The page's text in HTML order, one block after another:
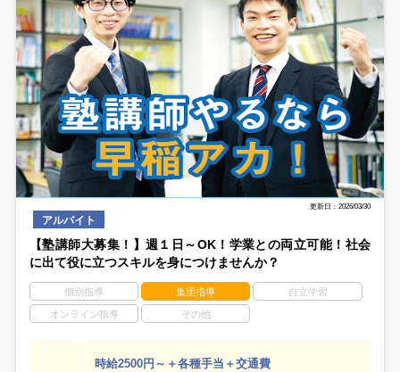
更新日：2026/03/30
アルバイト
【塾講師大募集！】週１日～OK！学業との両立可能！社会
に出て役に立つスキルを身につけませんか？
個別指導 集団指導 自立学習
オンライン指導 その他
時給2500円～＋各種手当＋交通費